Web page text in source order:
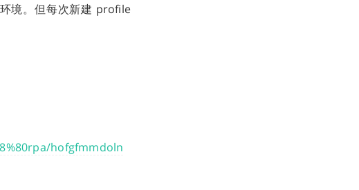
境。但每次新建 profile
hofgfmmdoln